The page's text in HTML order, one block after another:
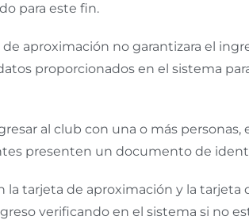
para este fin.
aproximación no garantizara el
proporcionados en el sistema
al club con una o más
presenten un documento de
la tarjeta de aproximación y la
verificando en el sistema si no